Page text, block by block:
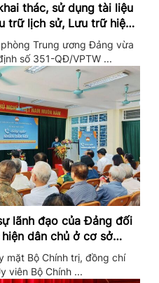
thác, sử dụng tài liệu
trữ lịch sử, Lưu trữ hiện
ương Đảng và Văn
Đảng
Trung ương Đảng vừa
số 351-QĐ/VPTW ...
lãnh đạo của Đảng đối
dân chủ ở cơ sở
mới
mặt Bộ Chính trị, đồng chí
viên Bộ Chính ...